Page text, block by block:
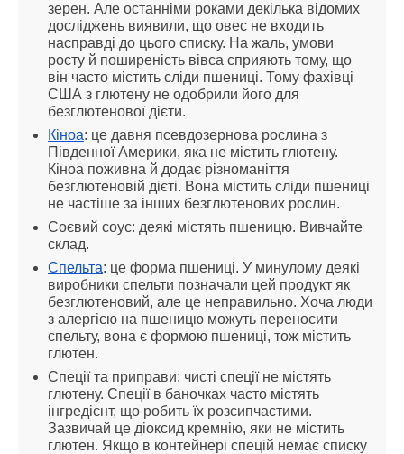
зерен. Але останніми роками декілька відомих
досліджень виявили, що овес не входить
насправді до цього списку. На жаль, умови
росту й поширеність вівса сприяють тому, що
він часто містить сліди пшениці. Тому фахівці
США з глютену не одобрили його для
безглютенової дієти.
Кіноа: це давня псевдозернова рослина з
Південної Америки, яка не містить глютену.
Кіноа поживна й додає різноманіття
безглютеновій дієті. Вона містить сліди пшениці
не частіше за інших безглютенових рослин.
Соєвий соус: деякі містять пшеницю. Вивчайте
склад.
Спельта: це форма пшениці. У минулому деякі
виробники спельти позначали цей продукт як
безглютеновий, але це неправильно. Хоча люди
з алергією на пшеницю можуть переносити
спельту, вона є формою пшениці, тож містить
глютен.
Спеції та приправи: чисті спеції не містять
глютену. Спеції в баночках часто містять
інгредієнт, що робить їх розсипчастими.
Зазвичай це діоксид кремнію, яки не містить
глютен. Якщо в контейнері спецій немає списку